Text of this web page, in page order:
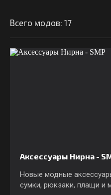
Всего модов: 17
Аксессуары Нирна -
Новые модные
сумки, рюкзаки, плащи и